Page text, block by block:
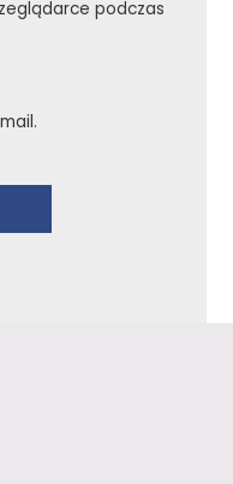
podczas